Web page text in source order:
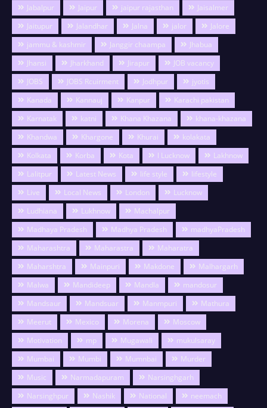
Jabalpur
Jaipur jaipur rajasthan
Jaisalmer
Jaitupur
Jalandhar Jalna jalor
Jalore
jammu & kashmir
Janggir chaampa
Jhabua
Jhansi
Jharkhand Jirapur
JOB vacancy
JOBS
JOBS Rcuirment Jodhpur
jyotis
Kanada
Kannauj Kanpur
Karachi pakistan
Karnatak
katni Khana Khazana
khana-khazana
Khandwa
Khargone Khurai
kolakata
Kolkata
Korba Kota l Lucknow
Lakhnow
Lalitpur
Latest News life style
lifestyle
Live
Local News London
Lucknow
Ludhiana
Lukhnow
Machalpur
Madhaya Pradesh
Madhya Pradesh
madhyaPradesh
Maharashtra
Maharastra
Maharatra
Maharshtra
Mainpuri Makdone
Malhargarh
Malwa
Mandideep Mandla
mandosur
Mandsaur
Mandsuar Manmpuri
Mathura
Meerut
Mexico Morena
Moscow
Motivation
mp Mugawali
mukulsaray
Mumbai
Mumbi Mumnbai
Murder
Music
Narmadapuram
Narsinghgarh
Narsinghpur
Nashik National
neemach